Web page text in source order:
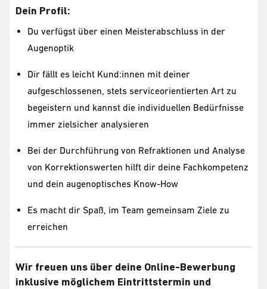
Dein Profil:
Du verfügst über einen Meisterabschluss in der
Augenoptik
Dir fällt es leicht Kund:innen mit deiner
aufgeschlossenen, stets serviceorientierten Art zu
begeistern und kannst die individuellen Bedürfnisse
immer zielsicher analysieren
Bei der Durchführung von Refraktionen und Analyse
von Korrektionswerten hilft dir deine Fachkompetenz
und dein augenoptisches Know-How
Es macht dir Spaß, im Team gemeinsam Ziele zu
erreichen
Wir freuen uns über deine Online-Bewerbung
inklusive möglichem Eintrittstermin und